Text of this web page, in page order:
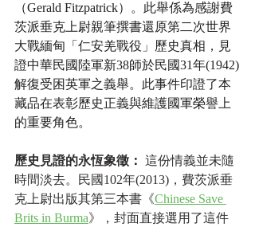
（Gerald Fitzpatrick）。此舉係為感謝費
茨派垂克上尉親筆撰書還原第二次世界
大戰緬甸「仁安羌戰役」歷史真相，見
證中華民國陸軍新38師於民國31年(1942)
解復受困英軍之義舉。此事件印證了本
藏品在表彰歷史正義與維護國軍榮譽上
的重要角色。
歷史見證的永恆象徵 ： 這份情義並未隨
時間淡去。民國102年(2013)，費茨派垂
克上尉出版其第三本書《Chinese Save
Brits in Burma》，封面直接選用了這件